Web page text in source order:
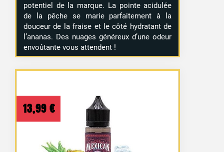
potentiel de la marque. La pointe acidulée
de la pêche se marie parfaitement à la
douceur de la fraise et le côté hydratant de
l’ananas. Des nuages généreux d’une odeur
envoûtante vous attendent !
13,99 €